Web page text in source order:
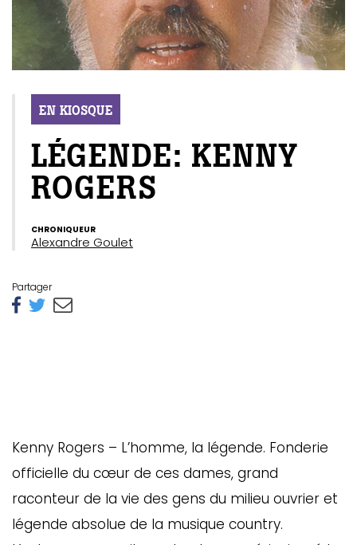
EN KIOSQUE
LÉGENDE: KENNY
ROGERS
CHRONIQUEUR
Alexandre Goulet
Partager
Kenny Rogers – L’homme, la légende. Fonderie
officielle du cœur de ces dames, grand
raconteur de la vie des gens du milieu ouvrier et
légende absolue de la musique country.